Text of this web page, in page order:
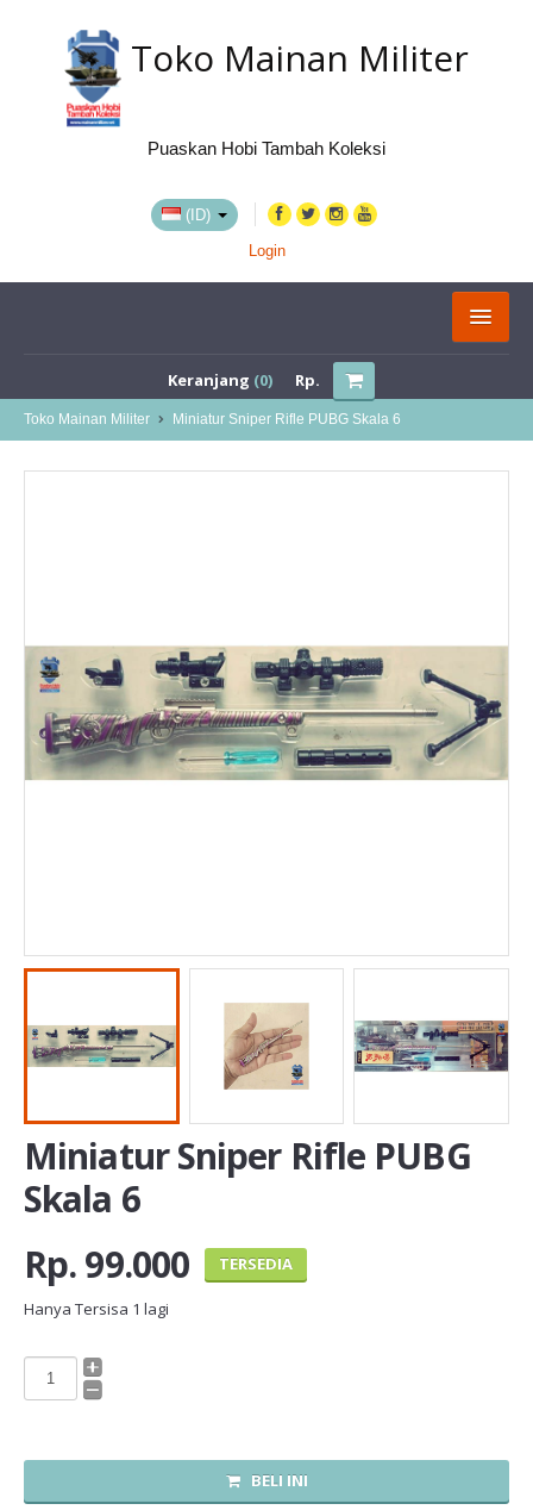
Toko Mainan Militer
Puaskan Hobi Tambah Koleksi
(ID)
Login
BELI VIA MARKETPLACE
TENTANG KAMI
Keranjang (0) Rp.
Toko Mainan Militer Miniatur Sniper Rifle PUBG Skala 6
Miniatur Sniper Rifle PUBG
Skala 6
Rp. 99.000
TERSEDIA
Hanya Tersisa 1 lagi
BELI INI